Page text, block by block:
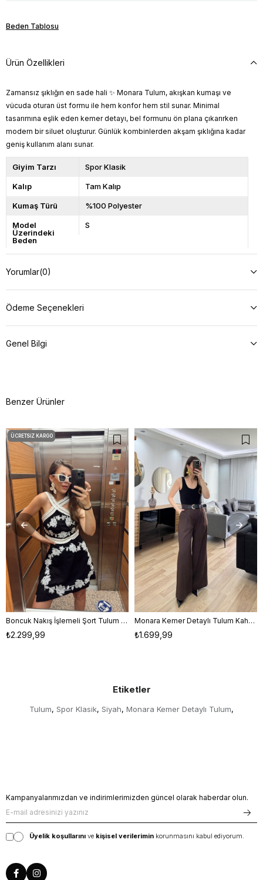
Beden Tablosu
Ürün Özellikleri
Zamansız şıklığın en sade hali ✨ Monara Tulum, akışkan kumaşı ve
vücuda oturan üst formu ile hem konfor hem stil sunar. Minimal
tasarımına eşlik eden kemer detayı, bel formunu ön plana çıkarırken
modern bir siluet oluşturur. Günlük kombinlerden akşam şıklığına kadar
geniş kullanım alanı sunar.
Giyim Tarzı Spor Klasik
Kalıp Tam Kalıp
Kumaş Türü %100 Polyester
Model
Üzerindeki
Beden
S
Açıklama
Yorumlar(0)
Ödeme Seçenekleri
Genel Bilgi
Benzer Ürünler
S
Boncuk Nakış İşlemeli Şort Tulum Siyah
₺2.299,99
ÜCRETSIZ KARGO
L
Monara Kemer Detaylı Tulum Kahve-Siyah
₺1.699,99
Etiketler
Tulum, Spor Klasik, Siyah, Monara Kemer Detaylı Tulum,
Kampanyalarımızdan ve indirimlerimizden güncel olarak haberdar olun.
Üyelik koşullarını ve kişisel verilerimin korunmasını kabul ediyorum.